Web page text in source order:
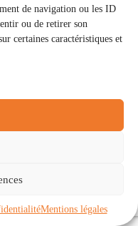
de navigation ou les ID
ou de retirer son
certaines caractéristiques et
Mentions légales
(UE)